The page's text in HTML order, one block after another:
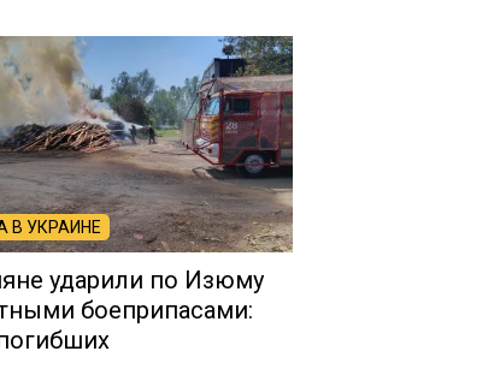
В УКРАИНЕ
ударили по Изюму
боеприпасами: